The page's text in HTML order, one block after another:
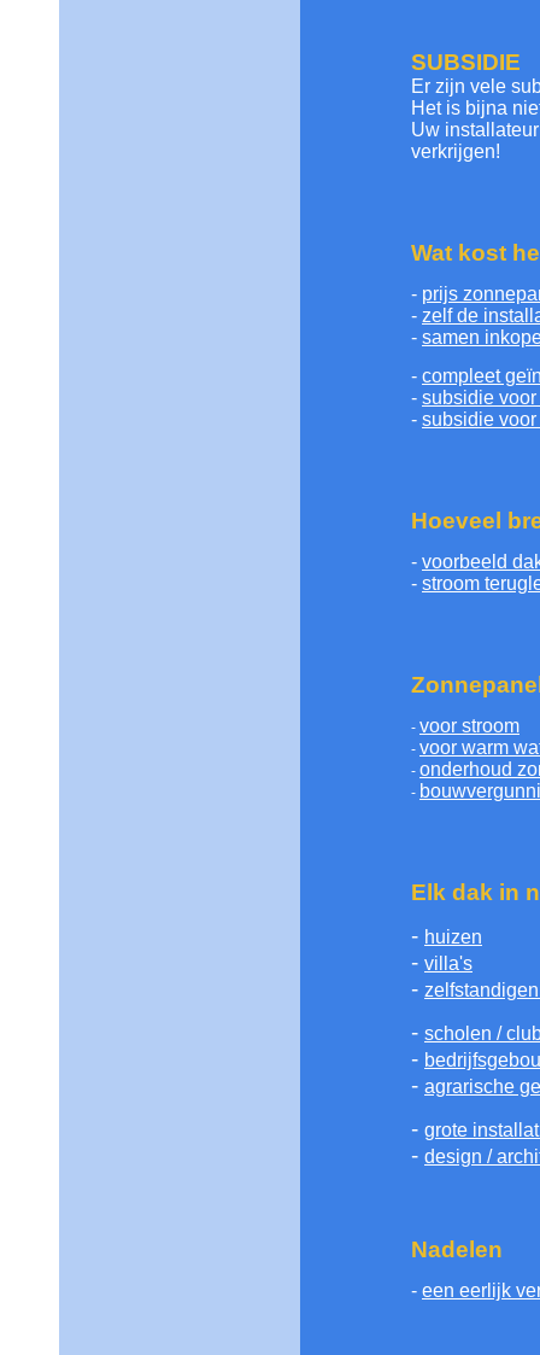
SUBSIDIE
Er zijn vele
Het is bijna
Uw
verkrijgen!
Wat kost
- prijs
- zelf de
- samen
- compleet
- subsidie
- subsidie
Hoeveel
- voorbeeld
- stroom
- voor stroom
- voor warm
- onderhoud
-
Elk dak in
- huizen
- villa's
-
- scholen /
-
- agrarische
- grote
- design /
Nadelen
- een eerlijk